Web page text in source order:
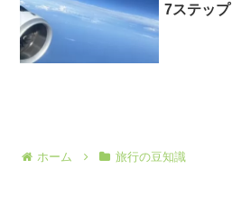
7ステップ
ホーム 旅行の豆知識